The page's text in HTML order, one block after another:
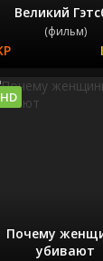
Великий
(фильм)
Почему
убивают
HD